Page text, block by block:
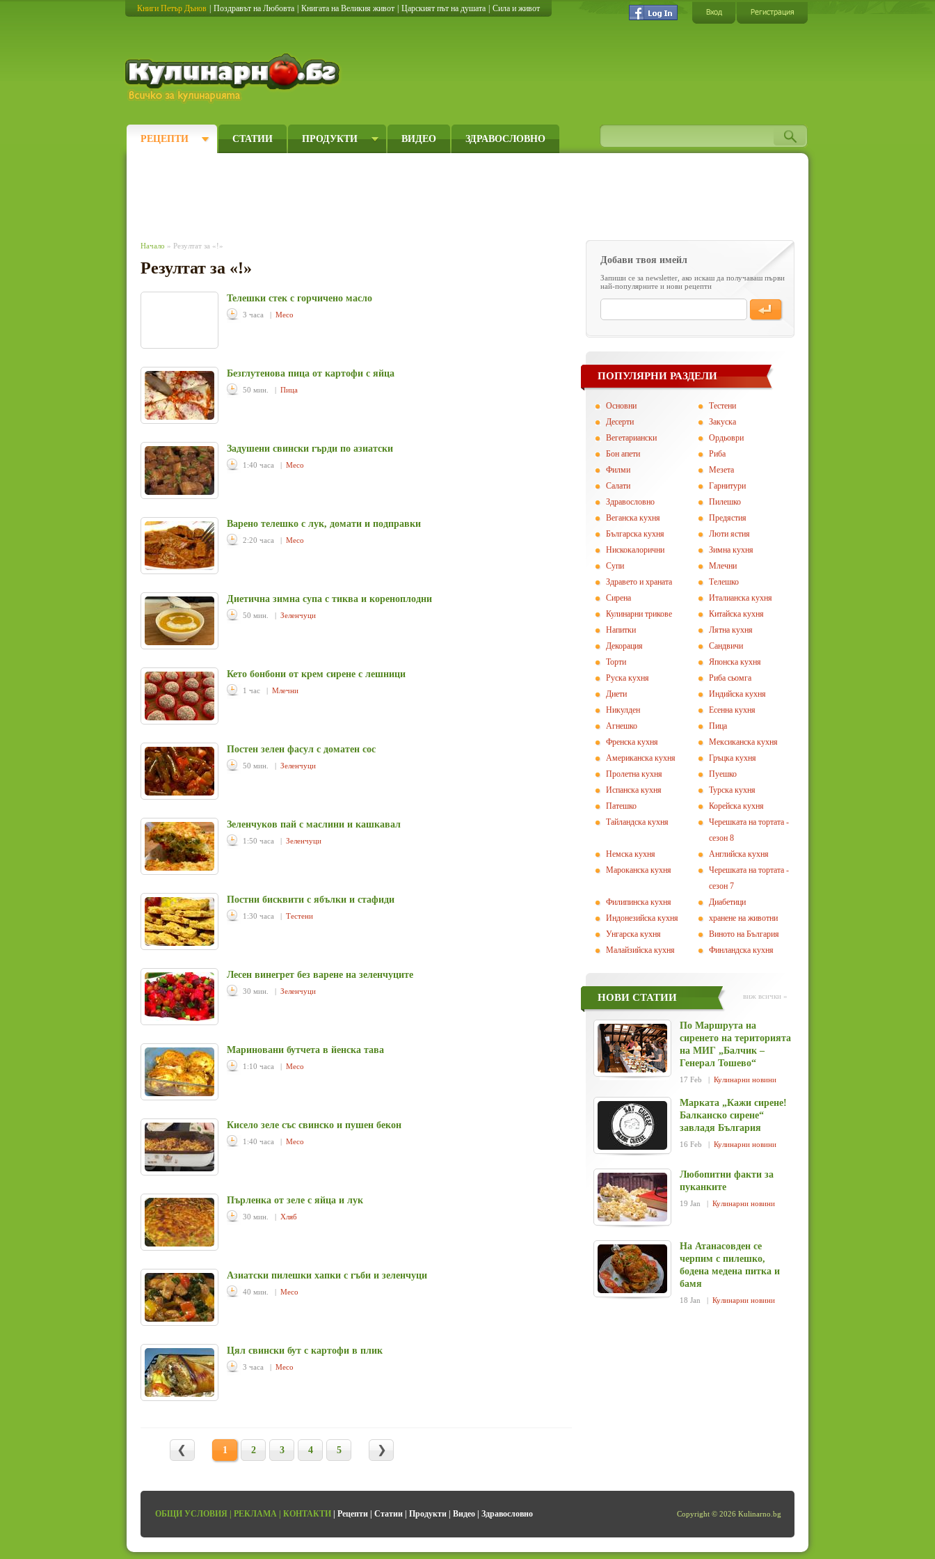
Книги Петър Дънов Поздравът на Любовта Книгата на Великия живот Царският път на душата Сила и живот
РЕЦЕПТИ СТАТИИ ПРОДУКТИ ВИДЕО ЗДРАВОСЛОВНО
Начало » Резултат за «!»
Резултат за «!»
Телешки стек с горчичено масло
3 часа | Месо
Безглутенова пица от картофи с яйца
50 мин. | Пица
Задушени свински гърди по азиатски
1:40 часа | Месо
Варено телешко с лук, домати и подправки
2:20 часа | Месо
Диетична зимна супа с тиква и кореноплодни
50 мин. | Зеленчуци
Кето бонбони от крем сирене с лешници
1 час | Млечни
Постен зелен фасул с доматен сос
50 мин. | Зеленчуци
Зеленчуков пай с маслини и кашкавал
1:50 часа | Зеленчуци
Постни бисквити с ябълки и стафиди
1:30 часа | Тестени
Лесен винегрет без варене на зеленчуците
30 мин. | Зеленчуци
Мариновани бутчета в йенска тава
1:10 часа | Месо
Кисело зеле със свинско и пушен бекон
1:40 часа | Месо
Пърленка от зеле с яйца и лук
30 мин. | Хляб
Азиатски пилешки хапки с гъби и зеленчуци
40 мин. | Месо
Цял свински бут с картофи в плик
3 часа | Месо
1 2 3 4 5
Добави твоя имейл
Запиши се за newsletter, ако искаш да получаваш първи
най-популярните и нови рецепти
ПОПУЛЯРНИ РАЗДЕЛИ
Основни
Тестени
Десерти
Закуска
Вегeтариански
Ордьоври
Бон апети
Риба
Филми
Мезета
Салати
Гарнитури
Здравословно
Пилешко
Веганска кухня
Предястия
Българска кухня
Люти ястия
Нискокалорични
Зимна кухня
Супи
Млечни
Здравето и храната
Телешко
Сирена
Италианска кухня
Кулинарни трикове
Китайска кухня
Напитки
Лятна кухня
Декорация
Сандвичи
Торти
Японска кухня
Руска кухня
Риба сьомга
Диети
Индийска кухня
Никулден
Есенна кухня
Агнешко
Пица
Френска кухня
Мексиканска кухня
Американска кухня
Гръцка кухня
Пролетна кухня
Пуешко
Испанска кухня
Турска кухня
Патешко
Корейска кухня
Тайландска кухня
Черешката на тортата -
сезон 8
Немска кухня
Английска кухня
Мароканска кухня
Черешката на тортата -
сезон 7
Филипинска кухня
Диабетици
Индонезийска кухня
хранене на животни
Унгарска кухня
Виното на България
Малайзийска кухня
Финландска кухня
НОВИ СТАТИИ виж всички »
По Маршрута на
сиренето на територията
на МИГ „Балчик –
Генерал Тошево“
17 Feb | Кулинарни новини
Марката „Кажи сирене!
Балканско сирене“
завладя България
16 Feb | Кулинарни новини
Любопитни факти за
пуканките
19 Jan | Кулинарни новини
На Атанасовден се
черпим с пилешко,
бодена медена питка и
бамя
18 Jan | Кулинарни новини
ОБЩИ УСЛОВИЯ РЕКЛАМА КОНТАКТИ Рецепти Статии Продукти Видео Здравословно Copyright © 2026 Kulinarno.bg